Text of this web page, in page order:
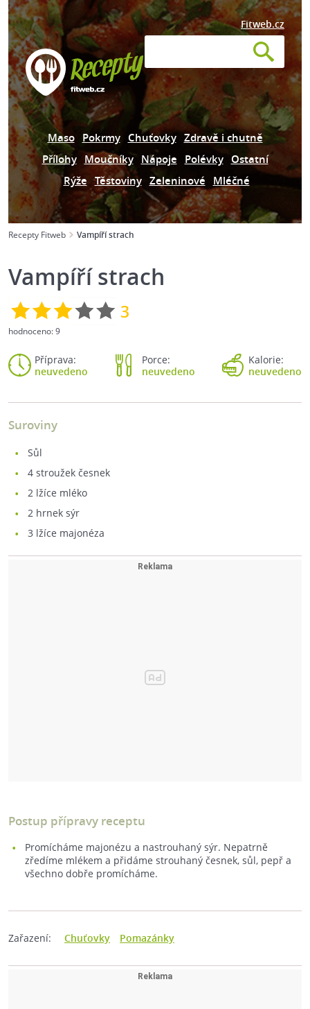
Fitweb.cz
Maso Pokrmy Chuťovky Zdravě i chutně
Přílohy Moučníky Nápoje Polévky Ostatní
Rýže Těstoviny Zeleninové Mléčné
Recepty Fitweb Vampíří strach
Vampíří strach
3
hodnoceno:9
Příprava:
neuvedeno
Porce:
neuvedeno
Kalorie:
neuvedeno
Suroviny
sůl
4 stroužek česnek
2 lžíce mléko
2 hrnek sýr
3 lžíce majonéza
Postup přípravy receptu
Promícháme majonézu a nastrouhaný sýr. Nepatrně
zředíme mlékem a přidáme strouhaný česnek, sůl, pepř a
všechno dobře promícháme.
Zařazení: Chuťovky Pomazánky